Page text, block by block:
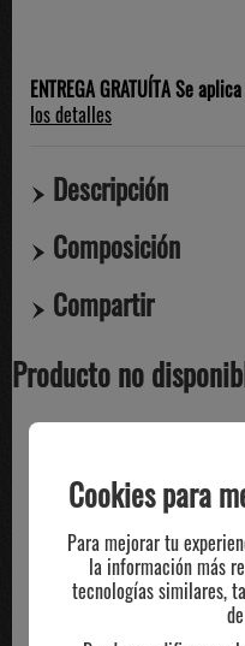
ENTREGA GRATUÍTA Se
los detalles
Descripción
Composición
Compartir
Producto no
TE
Cookies para
Para mejorar tu
la información más
tecnologías similares,